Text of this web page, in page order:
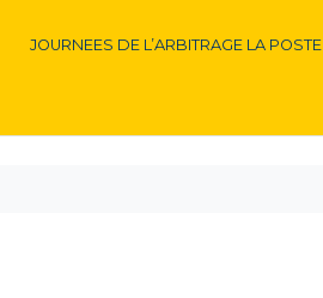
JOURNEES DE L’ARBITRAGE LA POSTE